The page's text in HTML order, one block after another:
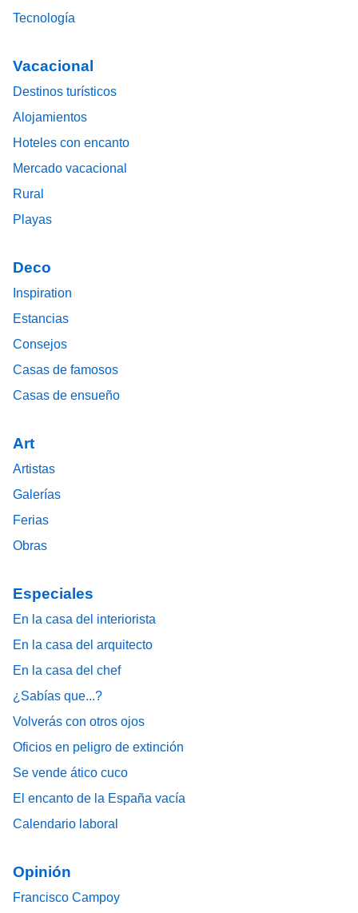
Tecnología
Vacacional
Destinos turísticos
Alojamientos
Hoteles con encanto
Mercado vacacional
Rural
Playas
Deco
Inspiration
Estancias
Consejos
Casas de famosos
Casas de ensueño
Art
Artistas
Galerías
Ferias
Obras
Especiales
En la casa del interiorista
En la casa del arquitecto
En la casa del chef
¿Sabías que...?
Volverás con otros ojos
Oficios en peligro de extinción
Se vende ático cuco
El encanto de la España vacía
Calendario laboral
Opinión
Francisco Campoy